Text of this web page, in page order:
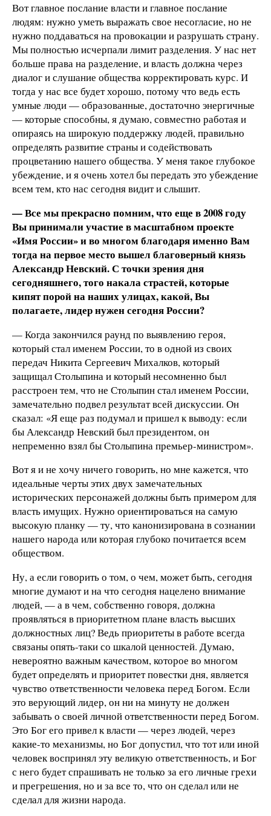
Вот главное послание власти и главное послание
людям: нужно уметь выражать свое несогласие, но не
нужно поддаваться на провокации и разрушать страну.
Мы полностью исчерпали лимит разделения. У нас нет
больше права на разделение, и власть должна через
диалог и слушание общества корректировать курс. И
тогда у нас все будет хорошо, потому что ведь есть
умные люди — образованные, достаточно энергичные
— которые способны, я думаю, совместно работая и
опираясь на широкую поддержку людей, правильно
определять развитие страны и содействовать
процветанию нашего общества. У меня такое глубокое
убеждение, и я очень хотел бы передать это убеждение
всем тем, кто нас сегодня видит и слышит.
— Все мы прекрасно помним, что еще в 2008 году
Вы принимали участие в масштабном проекте
«Имя России» и во многом благодаря именно Вам
тогда на первое место вышел благоверный князь
Александр Невский. С точки зрения дня
сегодняшнего, того накала страстей, которые
кипят порой на наших улицах, какой, Вы
полагаете, лидер нужен сегодня России?
— Когда закончился раунд по выявлению героя,
который стал именем России, то в одной из своих
передач Никита Сергеевич Михалков, который
защищал Столыпина и который несомненно был
расстроен тем, что не Столыпин стал именем России,
замечательно подвел результат всей дискуссии. Он
сказал: «Я еще раз подумал и пришел к выводу: если
бы Александр Невский был президентом, он
непременно взял бы Столыпина премьер-министром».
Вот я и не хочу ничего говорить, но мне кажется, что
идеальные черты этих двух замечательных
исторических персонажей должны быть примером для
власть имущих. Нужно ориентироваться на самую
высокую планку — ту, что канонизирована в сознании
нашего народа или которая глубоко почитается всем
обществом.
Ну, а если говорить о том, о чем, может быть, сегодня
многие думают и на что сегодня нацелено внимание
людей, — а в чем, собственно говоря, должна
проявляться в приоритетном плане власть высших
должностных лиц? Ведь приоритеты в работе всегда
связаны опять-таки со шкалой ценностей. Думаю,
невероятно важным качеством, которое во многом
будет определять и приоритет повестки дня, является
чувство ответственности человека перед Богом. Если
это верующий лидер, он ни на минуту не должен
забывать о своей личной ответственности перед Богом.
Это Бог его привел к власти — через людей, через
какие-то механизмы, но Бог допустил, что тот или иной
человек воспринял эту великую ответственность, и Бог
с него будет спрашивать не только за его личные грехи
и прегрешения, но и за все то, что он сделал или не
сделал для жизни народа.